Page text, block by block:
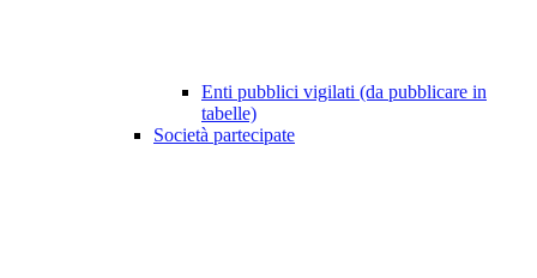
Enti pubblici vigilati (da pubblicare in
tabelle)
Società partecipate